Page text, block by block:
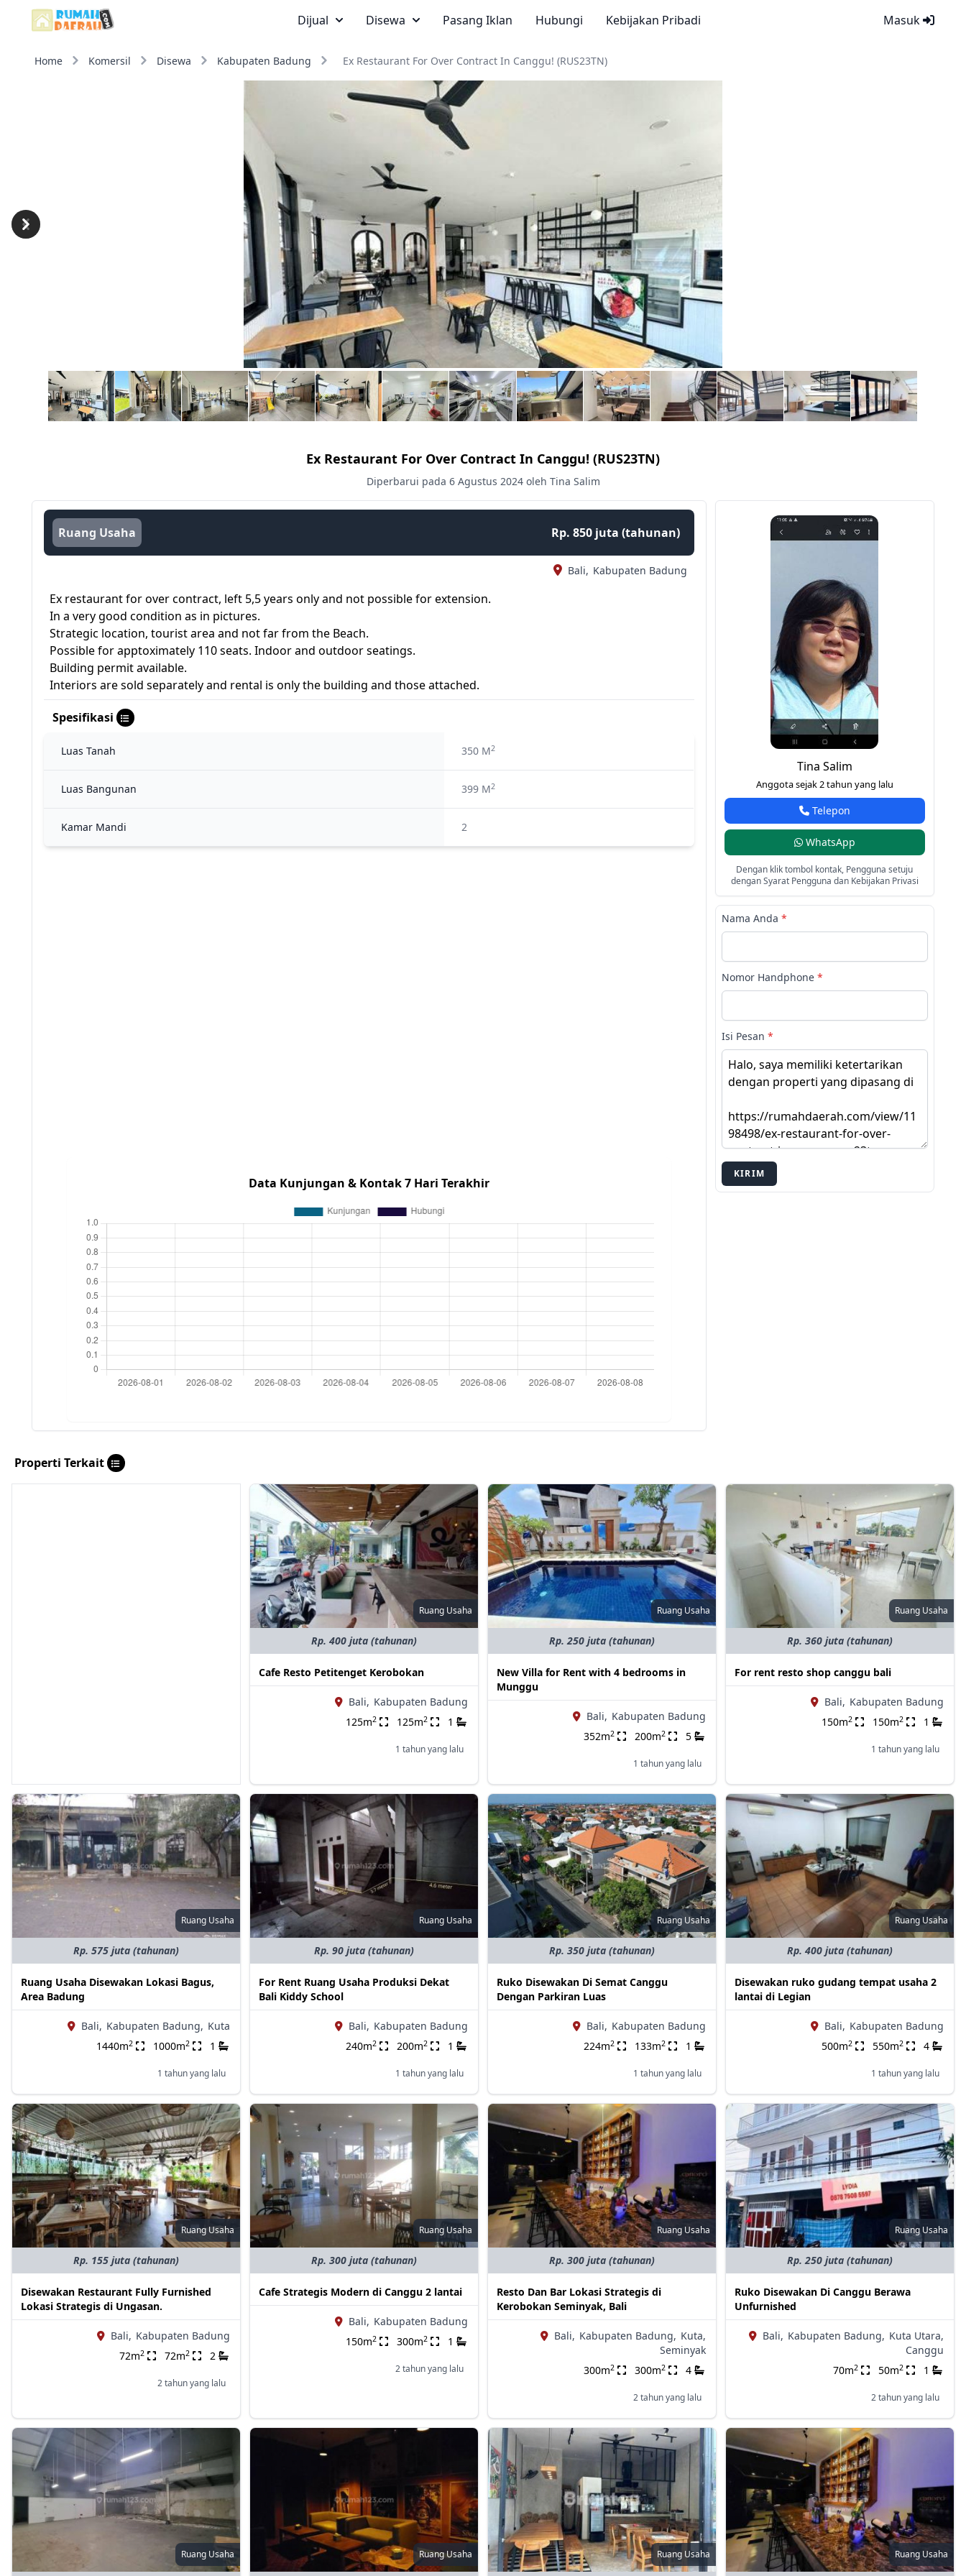
Masuk
Dijual Disewa Pasang Iklan Hubungi Kebijakan Pribadi
Home Komersil Disewa Kabupaten Badung Ex Restaurant For Over Contract In Canggu! (RUS23TN)
Previous
Next
Ex Restaurant For Over Contract In Canggu! (RUS23TN)
Diperbarui pada 6 Agustus 2024 oleh Tina Salim
Ruang Usaha Rp. 850 juta (tahunan)
Bali, Kabupaten Badung
Ex restaurant for over contract, left 5,5 years only and not possible for extension.
In a very good condition as in pictures.
Strategic location, tourist area and not far from the Beach.
Possible for apptoximately 110 seats. Indoor and outdoor seatings.
Building permit available.
Interiors are sold separately and rental is only the building and those attached.
Spesifikasi
Luas Tanah 350 M2
Luas Bangunan 399 M2
Kamar Mandi 2
Data Kunjungan & Kontak 7 Hari Terakhir
Tina Salim
Anggota sejak 2 tahun yang lalu
Telepon
WhatsApp
Dengan klik tombol kontak, Pengguna setuju
dengan Syarat Pengguna dan Kebijakan Privasi
Nama Anda *
Nomor Handphone *
Isi Pesan *
KIRIM
Properti Terkait
Ruang Usaha
Rp. 400 juta (tahunan)
Cafe Resto Petitenget Kerobokan
Bali, Kabupaten Badung
125m2 125m2 1
1 tahun yang lalu
Ruang Usaha
Rp. 250 juta (tahunan)
New Villa for Rent with 4 bedrooms in
Munggu
Bali, Kabupaten Badung
352m2 200m2 5
1 tahun yang lalu
Ruang Usaha
Rp. 360 juta (tahunan)
For rent resto shop canggu bali
Bali, Kabupaten Badung
150m2 150m2 1
1 tahun yang lalu
Ruang Usaha
Rp. 575 juta (tahunan)
Ruang Usaha Disewakan Lokasi Bagus,
Area Badung
Bali, Kabupaten Badung, Kuta
1440m2 1000m2 1
1 tahun yang lalu
Ruang Usaha
Rp. 90 juta (tahunan)
For Rent Ruang Usaha Produksi Dekat
Bali Kiddy School
Bali, Kabupaten Badung
240m2 200m2 1
1 tahun yang lalu
Ruang Usaha
Rp. 350 juta (tahunan)
Ruko Disewakan Di Semat Canggu
Dengan Parkiran Luas
Bali, Kabupaten Badung
224m2 133m2 1
1 tahun yang lalu
Ruang Usaha
Rp. 400 juta (tahunan)
Disewakan ruko gudang tempat usaha 2
lantai di Legian
Bali, Kabupaten Badung
500m2 550m2 4
1 tahun yang lalu
Ruang Usaha
Rp. 155 juta (tahunan)
Disewakan Restaurant Fully Furnished
Lokasi Strategis di Ungasan.
Bali, Kabupaten Badung
72m2 72m2 2
2 tahun yang lalu
Ruang Usaha
Rp. 300 juta (tahunan)
Cafe Strategis Modern di Canggu 2 lantai
Bali, Kabupaten Badung
150m2 300m2 1
2 tahun yang lalu
Ruang Usaha
Rp. 300 juta (tahunan)
Resto Dan Bar Lokasi Strategis di
Kerobokan Seminyak, Bali
Bali, Kabupaten Badung, Kuta,
Seminyak
300m2 300m2 4
2 tahun yang lalu
Ruang Usaha
Rp. 250 juta (tahunan)
Ruko Disewakan Di Canggu Berawa
Unfurnished
Bali, Kabupaten Badung, Kuta Utara,
Canggu
70m2 50m2 1
2 tahun yang lalu
Ruang Usaha Ruang Usaha Ruang Usaha Ruang Usaha